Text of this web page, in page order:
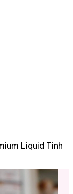
Liquid Tinh